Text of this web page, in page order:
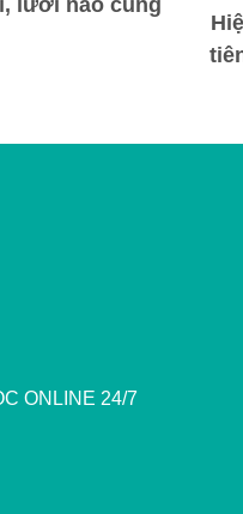
lưỡi nào cũng
ONLINE 24/7